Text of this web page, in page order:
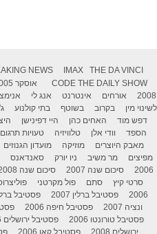
NEWS IMAX
THE DA VINCI
CODE THE DAILY SHOW אוסקר 2005
2008
אורחים אינטרנט אנג לי
לשינוי מין
בקרוב בשוטף בתי קולנוע
דפש מוד
האחים כהן היי דפינישן
הספד
וודי אלן טלוויזיה טעויות תרגום
מאבק היוצרים
מוזיקה מועדון הגנוזים
מפיצים
מר משיב ניו יורק סאנדאנס
2006
סיכום שנה 2007 סיכום שנה 2008
סרטי קיץ
סתם פול מקרטני
2006
פסטיבל ברלין 2007 פסטיבל ברלין
ונציה 2007
פסטיבל חיפה 2006
פסטיבל טורונטו 2006
פסטיבל ירושלים 2006